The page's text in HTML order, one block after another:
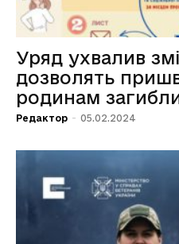
Уряд ухвалив
дозволять
родинам
Редактор - 05.02.2024